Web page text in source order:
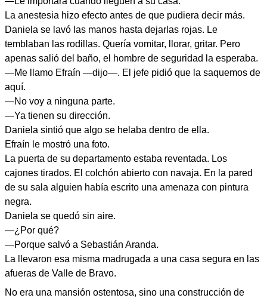
La anestesia hizo efecto antes de que pudiera decir más.
Daniela se lavó las manos hasta dejarlas rojas. Le
temblaban las rodillas. Quería vomitar, llorar, gritar. Pero
apenas salió del baño, el hombre de seguridad la esperaba.
—Me llamo Efraín —dijo—. El jefe pidió que la saquemos de
aquí.
—No voy a ninguna parte.
—Ya tienen su dirección.
Daniela sintió que algo se helaba dentro de ella.
Efraín le mostró una foto.
La puerta de su departamento estaba reventada. Los
cajones tirados. El colchón abierto con navaja. En la pared
de su sala alguien había escrito una amenaza con pintura
negra.
Daniela se quedó sin aire.
—¿Por qué?
—Porque salvó a Sebastián Aranda.
La llevaron esa misma madrugada a una casa segura en las
afueras de Valle de Bravo.
No era una mansión ostentosa, sino una construcción de